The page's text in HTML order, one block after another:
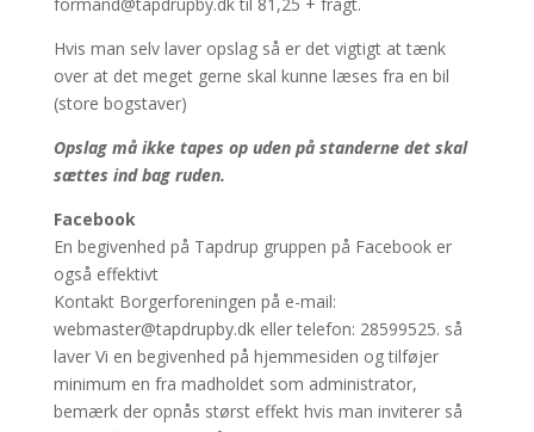
Hvis man selv laver opslag så er det vigtigt at tænk
over at det meget gerne skal kunne læses fra en bil
(store bogstaver)
Opslag må ikke tapes op uden på standerne det skal
sættes ind bag ruden.
Facebook
En begivenhed på Tapdrup gruppen på Facebook er
også effektivt
Kontakt Borgerforeningen på e-mail:
webmaster@tapdrupby.dk eller telefon: 28599525. så
laver Vi en begivenhed på hjemmesiden og tilføjer
minimum en fra madholdet som administrator,
bemærk der opnås størst effekt hvis man inviterer så